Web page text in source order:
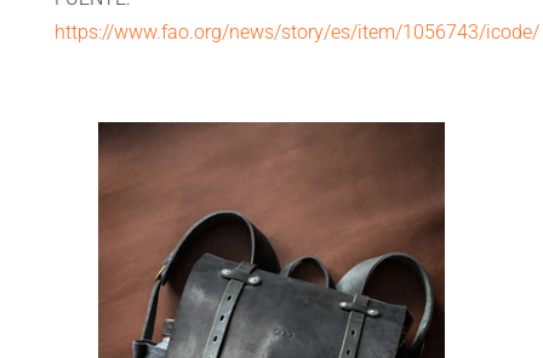
https://www.fao.org/news/story/es/item/1056743/icode/